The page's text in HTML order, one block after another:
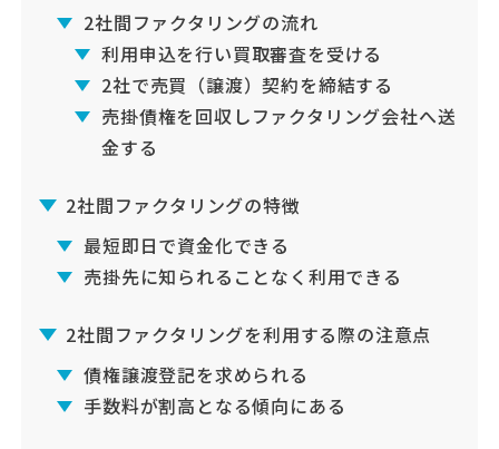
2社間ファクタリングの流れ
利用申込を行い買取審査を受ける
2社で売買（譲渡）契約を締結する
売掛債権を回収しファクタリング会社へ送
金する
2社間ファクタリングの特徴
最短即日で資金化できる
売掛先に知られることなく利用できる
2社間ファクタリングを利用する際の注意点
債権譲渡登記を求められる
手数料が割高となる傾向にある